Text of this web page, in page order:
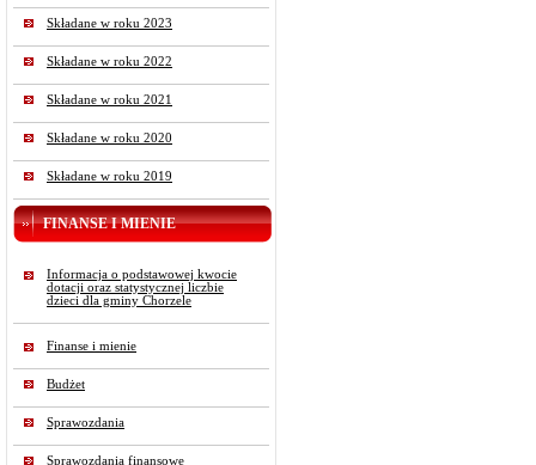
Składane w roku 2023
Składane w roku 2022
Składane w roku 2021
Składane w roku 2020
Składane w roku 2019
FINANSE I MIENIE
Informacja o podstawowej kwocie
dotacji oraz statystycznej liczbie
dzieci dla gminy Chorzele
Finanse i mienie
Budżet
Sprawozdania
Sprawozdania finansowe